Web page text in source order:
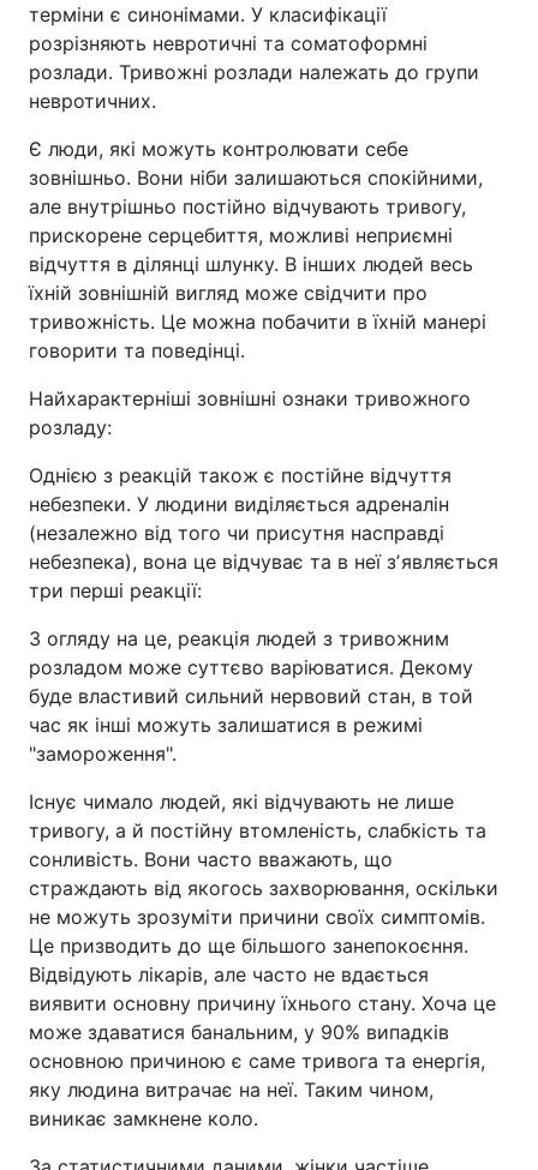
терміни є синонімами. У класифікації
розрізняють невротичні та соматоформні
розлади. Тривожні розлади належать до групи
невротичних.
Є люди, які можуть контролювати себе
зовнішньо. Вони ніби залишаються спокійними,
але внутрішньо постійно відчувають тривогу,
прискорене серцебиття, можливі неприємні
відчуття в ділянці шлунку. В інших людей весь
їхній зовнішній вигляд може свідчити про
тривожність. Це можна побачити в їхній манері
говорити та поведінці.
Найхарактерніші зовнішні ознаки тривожного
розладу:
Однією з реакцій також є постійне відчуття
небезпеки. У людини виділяється адреналін
(незалежно від того чи присутня насправді
небезпека), вона це відчуває та в неї зʼявляється
три перші реакції:
З огляду на це, реакція людей з тривожним
розладом може суттєво варіюватися. Декому
буде властивий сильний нервовий стан, в той
час як інші можуть залишатися в режимі
"замороження".
Існує чимало людей, які відчувають не лише
тривогу, а й постійну втомленість, слабкість та
сонливість. Вони часто вважають, що
страждають від якогось захворювання, оскільки
не можуть зрозуміти причини своїх симптомів.
Це призводить до ще більшого занепокоєння.
Відвідують лікарів, але часто не вдається
виявити основну причину їхнього стану. Хоча це
може здаватися банальним, у 90% випадків
основною причиною є саме тривога та енергія,
яку людина витрачає на неї. Таким чином,
виникає замкнене коло.